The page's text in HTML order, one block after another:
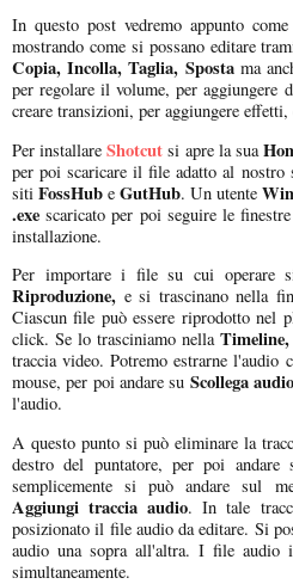
In questo post vedremo appunto
mostrando come si possano editare
Copia, Incolla, Taglia, Spostama
per regolare il volume, per aggiungere
creare transizioni, per aggiungere effetti,
Per installare Shotcut si apre la sua
per poi scaricare il file adatto al nostro
siti FossHub e GutHub. Un utente
.exe scaricato per poi seguire le
installazione.
Per importare i file su cui operare
Riproduzione, e si trascinano nella
Ciascun file può essere riprodotto nel
click. Se lo trasciniamo nella Timeline,
traccia video. Potremo estrarne l'audio
mouse, per poi andare su Scollega
l'audio.
A questo punto si può eliminare la
destro del puntatore, per poi
semplicemente si può andare sul
Aggiungi traccia audio. In tale
posizionato il file audio da editare. Si
audio una sopra all'altra. I file audio
simultaneamente.